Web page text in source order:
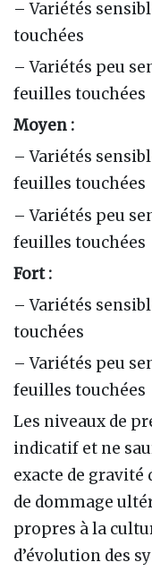
– Variétés
touchées
– Variétés peu
feuilles touchées
Moyen :
– Variétés
feuilles touchées
– Variétés peu
feuilles touchées
Fort :
– Variétés
touchées
– Variétés peu
feuilles touchées
Les niveaux de
indicatif et ne
exacte de gravité
de dommage
propres à la
d’évolution des